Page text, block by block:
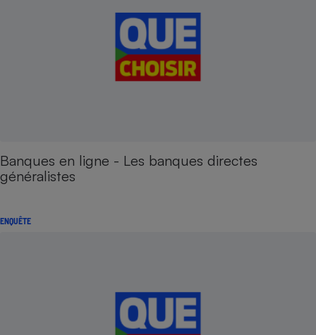
Banques en ligne - Les banques directes
généralistes
ENQUÊTE